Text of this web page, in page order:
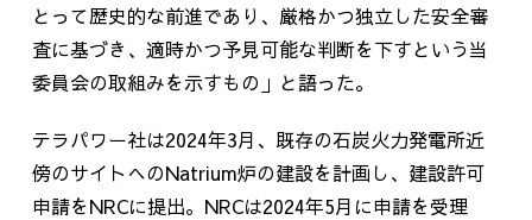
とって歴史的な前進であり、厳格かつ独立した安全審
査に基づき、適時かつ予見可能な判断を下すという当
委員会の取組みを示すもの」と語った。
テラパワー社は2024年3月、既存の石炭火力発電所近
傍のサイトへのNatrium炉の建設を計画し、建設許可
申請をNRCに提出。 NRCは2024年5月に申請を受理